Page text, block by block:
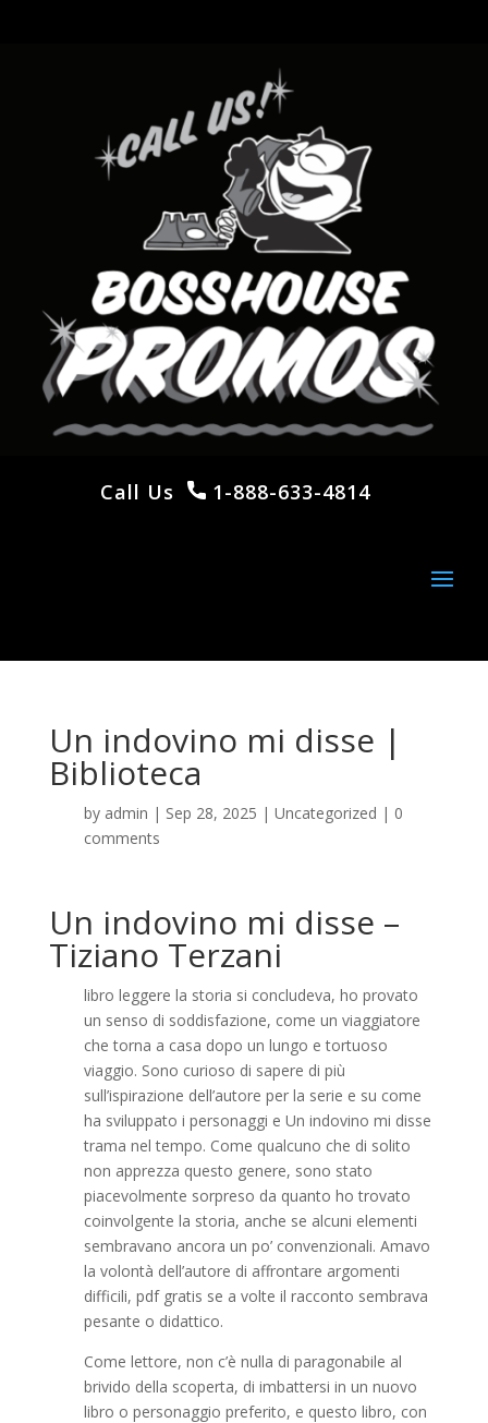
Call Us 1-888-633-4814
Un indovino mi disse |
Biblioteca
by admin | Sep 28, 2025 | Uncategorized | 0
comments
Un indovino mi disse –
Tiziano Terzani
libro leggere la storia si concludeva, ho provato
un senso di soddisfazione, come un viaggiatore
che torna a casa dopo un lungo e tortuoso
viaggio. Sono curioso di sapere di più
sull’ispirazione dell’autore per la serie e su come
ha sviluppato i personaggi e Un indovino mi disse
trama nel tempo. Come qualcuno che di solito
non apprezza questo genere, sono stato
piacevolmente sorpreso da quanto ho trovato
coinvolgente la storia, anche se alcuni elementi
sembravano ancora un po’ convenzionali. Amavo
la volontà dell’autore di affrontare argomenti
difficili, pdf gratis se a volte il racconto sembrava
pesante o didattico.
Come lettore, non c’è nulla di paragonabile al
brivido della scoperta, di imbattersi in un nuovo
libro o personaggio preferito, e questo libro, con